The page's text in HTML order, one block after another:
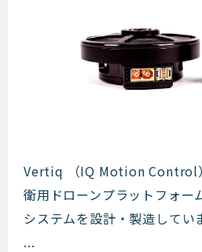
Vertiq
Vertiq （IQ Motion Control
衛用ドローンプラットフォー
システムを設計・製造してい
...